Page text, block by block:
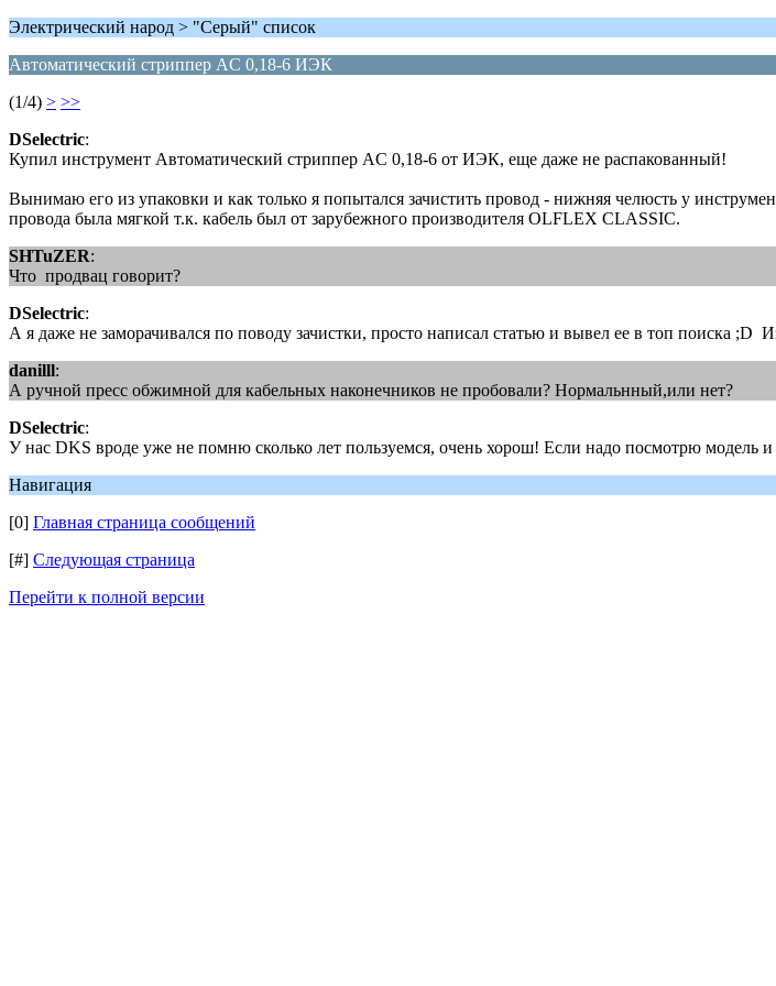
Электрический народ > "Серый" список
Автоматический стриппер AC 0,18-6 ИЭК
(1/4) > >>
DSelectric:
Купил инструмент Автоматический стриппер AC 0,18-6 от ИЭК, еще даже не распакованный!
Вынимаю его из упаковки и как только я попытался зачистить провод - нижняя челюсть у
провода была мягкой т.к. кабель был от зарубежного производителя OLFLEX CLASSIC.
SHTuZER:
Что продвац говорит?
DSelectric:
А я даже не заморачивался по поводу зачистки, просто написал статью и вывел ее в топ поиска ;D
danilll:
А ручной пресс обжимной для кабельных наконечников не пробовали? Нормальнный,или нет?
DSelectric:
У нас DKS вроде уже не помню сколько лет пользуемся, очень хорош! Если надо посмотрю модель
Навигация
[0] Главная страница сообщений
[#] Следующая страница
Перейти к полной версии